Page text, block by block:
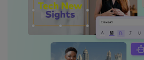
Postingan Terbaru
Jelajahi Lebih Banyak >>